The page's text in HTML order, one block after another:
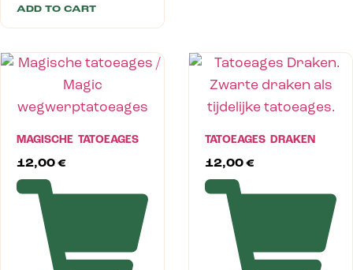
ADD TO CART
MAGISCHE TATOEAGES
12,00 €
TATOEAGES DRAKEN
12,00 €